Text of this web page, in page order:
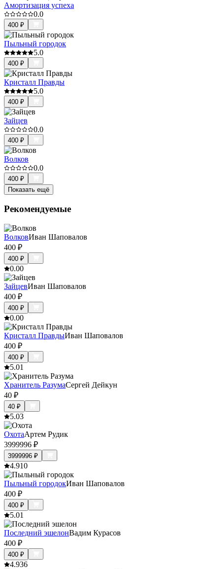
Амортизация успеха
0.0
400 ₽
Пыльный городок
5.0
400 ₽
Кристалл Правды
5.0
400 ₽
Зайцев
0.0
400 ₽
Волков
0.0
400 ₽
Показать ещё
Рекомендуемые
ВолковИван Шаповалов
400 ₽
400 ₽
0.00
ЗайцевИван Шаповалов
400 ₽
400 ₽
0.00
Кристалл ПравдыИван Шаповалов
400 ₽
400 ₽
5.01
Хранитель РазумаСергей Дейкун
40 ₽
40 ₽
5.03
ОхотаАртем Рудик
3999996 ₽
3999996 ₽
4.910
Пыльный городокИван Шаповалов
400 ₽
400 ₽
5.01
Последний эшелонВадим Курасов
400 ₽
400 ₽
4.936